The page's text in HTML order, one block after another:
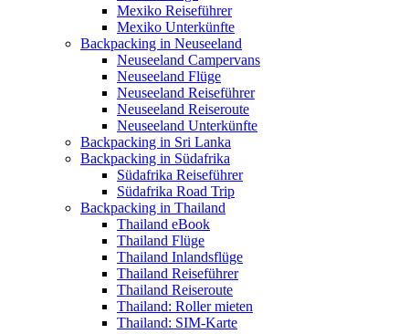
Mexiko Reiseführer
Mexiko Unterkünfte
Backpacking in Neuseeland
Neuseeland Campervans
Neuseeland Flüge
Neuseeland Reiseführer
Neuseeland Reiseroute
Neuseeland Unterkünfte
Backpacking in Sri Lanka
Backpacking in Südafrika
Südafrika Reiseführer
Südafrika Road Trip
Backpacking in Thailand
Thailand eBook
Thailand Flüge
Thailand Inlandsflüge
Thailand Reiseführer
Thailand Reiseroute
Thailand: Roller mieten
Thailand: SIM-Karte